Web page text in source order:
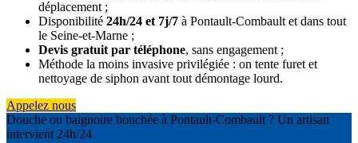
déplacement ;
Disponibilité 24h/24 et 7j/7 à Pontault-Combault et dans tout
le Seine-et-Marne ;
Devis gratuit par téléphone, sans engagement ;
Méthode la moins invasive privilégiée : on tente furet et
nettoyage de siphon avant tout démontage lourd.
Appelez nous
Douche ou baignoire bouchée à Pontault-Combault ? Un artisan
intervient 24h/24